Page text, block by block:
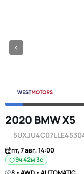
2020 BMW X5
пт, 7 авг, 14:00
9ч 42м 2с